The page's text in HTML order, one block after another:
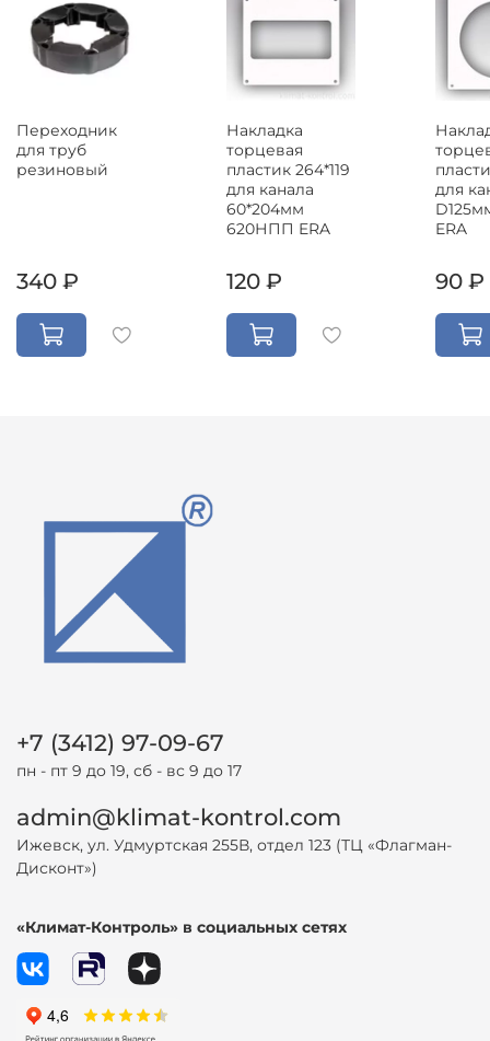
Переходник
для труб
резиновый
340 ₽
Накладка
торцевая
пластик 264*119
для канала
60*204мм
620НПП ERA
120 ₽
для
ERA
90 ₽
+7 (3412) 97-09-67
пн - пт 9 до 19, сб - вс 9 до 17
admin@klimat-kontrol.com
Ижевск, ул. Удмуртская 255В, отдел 123 (ТЦ «Флагман-
Дисконт»)
«Климат-Контроль» в социальных сетях